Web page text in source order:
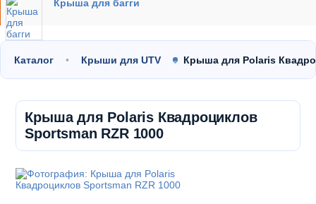
Крыша для багги
Каталог Крыши для UTV Крыша для Polaris
Крыша для Polaris Квадроциклов
Sportsman RZR 1000